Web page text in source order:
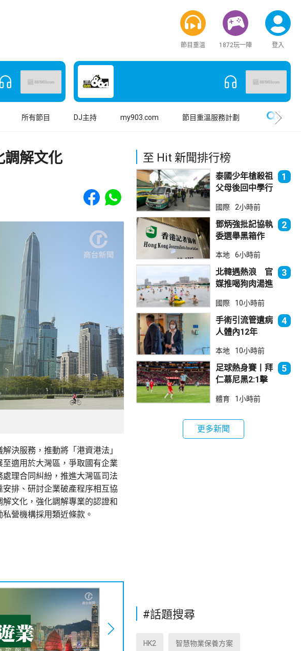
節目重溫 1872玩一陣 登入
所有節目 DJ主持 my903.com 節目重溫服務計劃
解文化
Share to Facebook
Share to WhatsApp
決服務，推動將「港資港法」
適用於大灣區，爭取國有企業
理合同糾紛，推進大灣區司法
排、研討企業破產程序相互協
文化，強化調解專業的認證和
營機構採用類近條款。
至 Hit 新聞排行榜
泰國少年槍殺祖
父母後回中學行
死23傷
1
國際 2小時前
鄧炳強批記協執
委選舉黑箱作
國安一定「釘死
你」
2
本地 6小時前
北韓遇熱浪 官
媒推喝狗肉湯進
3
國際 10小時前
手術引流管遺病
人體內12年
業失當除牌1個
月
4
本地 10小時前
足球熱身賽丨拜
仁慕尼黑2:1擊
5
體育 1小時前
更多新聞
#話題搜尋
HK2 智慧物業保養方案